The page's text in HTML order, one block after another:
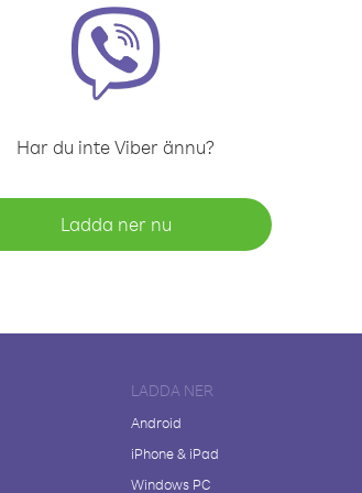
Har du inte Viber ännu?
Ladda ner nu
LADDA NER
Android
iPhone & iPad
Windows PC